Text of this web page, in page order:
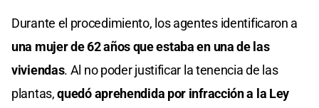
Durante el procedimiento, los agentes identificaron a
una mujer de 62 años que estaba en una de las
viviendas. Al no poder justificar la tenencia de las
plantas,quedó aprehendida por infracción a la Ley